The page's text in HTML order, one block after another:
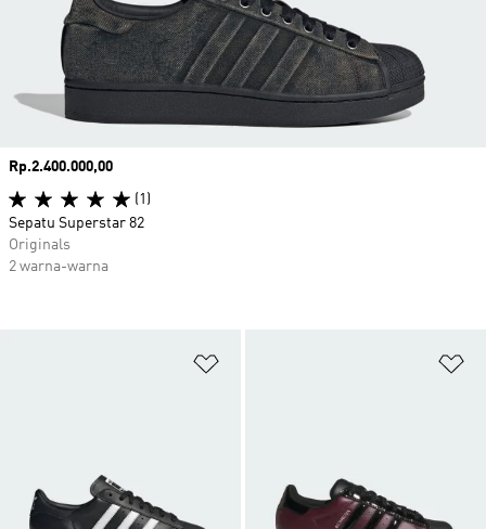
Harga
Rp.2.400.000,00
(1)
Sepatu Superstar 82
Originals
2 warna-warna